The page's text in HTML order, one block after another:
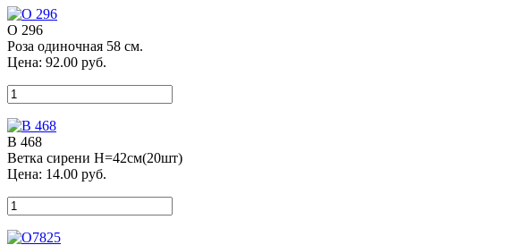
О 296
Роза одиночная 58 см.
Цена: 92.00 руб.
В 468
Ветка сирени Н=42см(20шт)
Цена: 14.00 руб.